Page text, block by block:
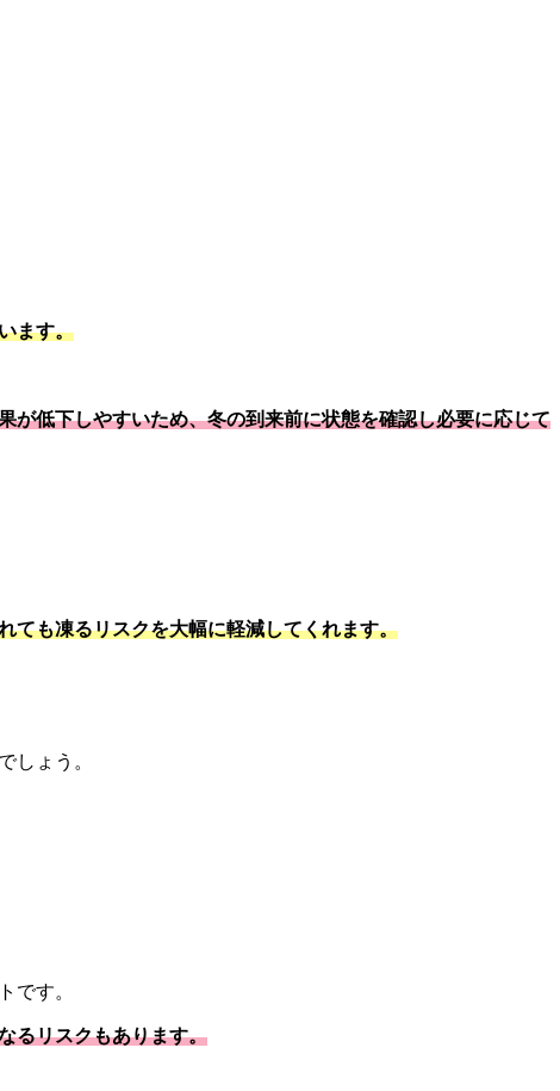
ます。
が低下しやすいため、冬の到来前に状態を確認し必要に応じて
ても凍るリスクを大幅に軽減してくれます。
でしょう。
です。
るリスクもあります。